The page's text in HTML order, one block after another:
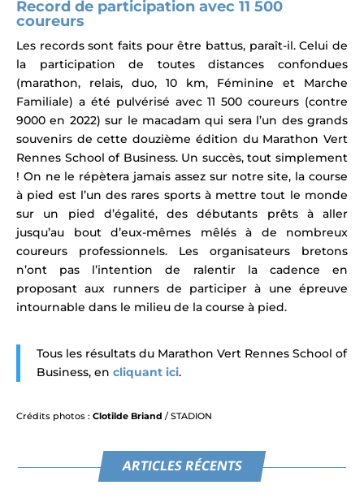
Record de participation avec 11 500
coureurs
Les records sont faits pour être battus, paraît-il. Celui de
la participation de toutes distances confondues
(marathon, relais, duo, 10 km, Féminine et Marche
Familiale) a été pulvérisé avec 11 500 coureurs (contre
9000 en 2022) sur le macadam qui sera l’un des grands
souvenirs de cette douzième édition du Marathon Vert
Rennes School of Business. Un succès, tout simplement
! On ne le répètera jamais assez sur notre site, la course
à pied est l’un des rares sports à mettre tout le monde
sur un pied d’égalité, des débutants prêts à aller
jusqu’au bout d’eux-mêmes mêlés à de nombreux
coureurs professionnels. Les organisateurs bretons
n’ont pas l’intention de ralentir la cadence en
proposant aux runners de participer à une épreuve
intournable dans le milieu de la course à pied.
Tous les résultats du Marathon Vert Rennes School of
Business, en cliquant ici.
Crédits photos : Clotilde Briand / STADION
ARTICLES RÉCENTS